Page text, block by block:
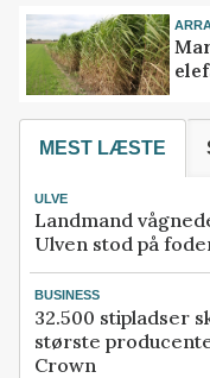
MEST LÆSTE
ULVE
Landmand
Ulven stod på
BUSINESS
32.500 stipladser
største
Crown